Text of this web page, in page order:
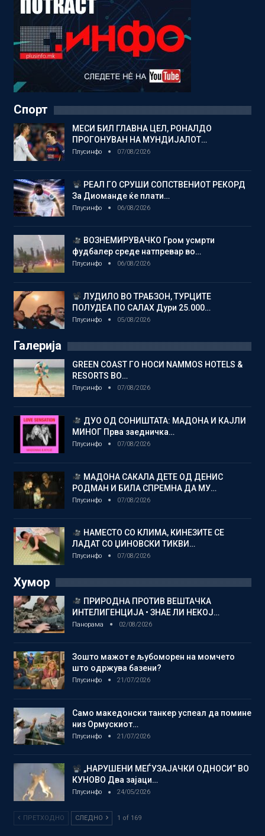
Спорт
МЕСИ БИЛ ГЛАВНА ЦЕЛ, РОНАЛДО
ПРОГОНУВАН НА МУНДИЈАЛОТ…
Плусинфо 07/08/2026
РЕАЛ ГО СРУШИ СОПСТВЕНИОТ РЕКОРД
За Диоманде ќе плати…
Плусинфо 06/08/2026
ВОЗНЕМИРУВАЧКО Гром усмрти
фудбалер среде натпревар во…
Плусинфо 06/08/2026
ЛУДИЛО ВО ТРАБЗОН, ТУРЦИТЕ
ПОЛУДЕА ПО САЛАХ Дури 25.000…
Плусинфо 05/08/2026
Галерија
GREEN COAST ГО НОСИ NAMMOS HOTELS &
RESORTS ВО…
Плусинфо 07/08/2026
ДУО ОД СОНИШТАТА: МАДОНА И КАЈЛИ
МИНОГ Прва заедничка…
Плусинфо 07/08/2026
МАДОНА САКАЛА ДЕТЕ ОД ДЕНИС
РОДМАН И БИЛА СПРЕМНА ДА МУ…
Плусинфо 07/08/2026
НАМЕСТО СО КЛИМА, КИНЕЗИТЕ СЕ
ЛАДАТ СО ЏИНОВСКИ ТИКВИ…
Плусинфо 07/08/2026
Хумор
ПРИРОДНА ПРОТИВ ВЕШТАЧКА
ИНТЕЛИГЕНЦИЈА • ЗНАЕ ЛИ НЕКОЈ…
Панорама 02/08/2026
Зошто мажот е љубоморен на момчето
што одржува базени?
Плусинфо 21/07/2026
Само македонски танкер успеал да помине
низ Ормускиот…
Плусинфо 21/07/2026
„НАРУШЕНИ МЕЃУЗАЈАЧКИ ОДНОСИ“ ВО
КУНОВО Два зајаци…
Плусинфо 24/05/2026
ПРЕТХОДНО СЛЕДНО 1 of 169